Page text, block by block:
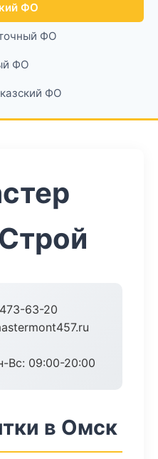
ФО
ФО
ФО
ФО
63-20
Вс: 09:00-20:00
в Омск